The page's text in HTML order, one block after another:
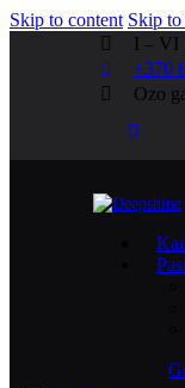
Skip to content Skip
I – VI
+370
Ozo